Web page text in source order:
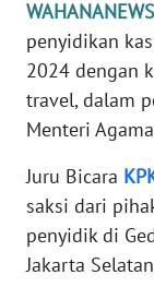
penyidikan
2024 dengan
travel, dalam
Menteri
Juru Bicara
saksi dari
penyidik di
Jakarta
Informasi
INDEKS
BERITA
KONTAK
INFO
IKLAN